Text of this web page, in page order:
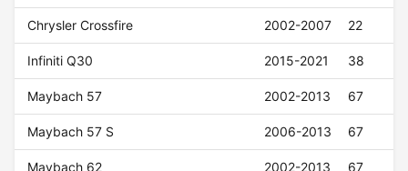
Chrysler Crossfire 2002-2007 22
Infiniti Q30 2015-2021 38
Maybach 57 2002-2013 67
Maybach 57 S 2006-2013 67
Maybach 62 2002-2013 67